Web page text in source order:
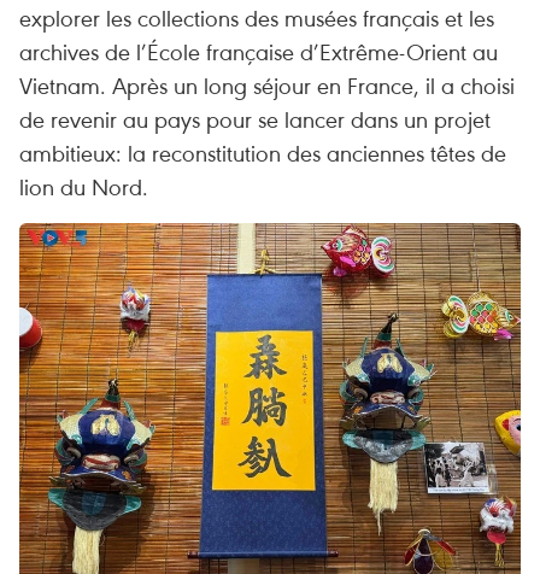
explorer les collections des musées français et les
archives de l’École française d’Extrême-Orient au
Vietnam. Après un long séjour en France, il a choisi
de revenir au pays pour se lancer dans un projet
ambitieux: la reconstitution des anciennes têtes de
lion du Nord.